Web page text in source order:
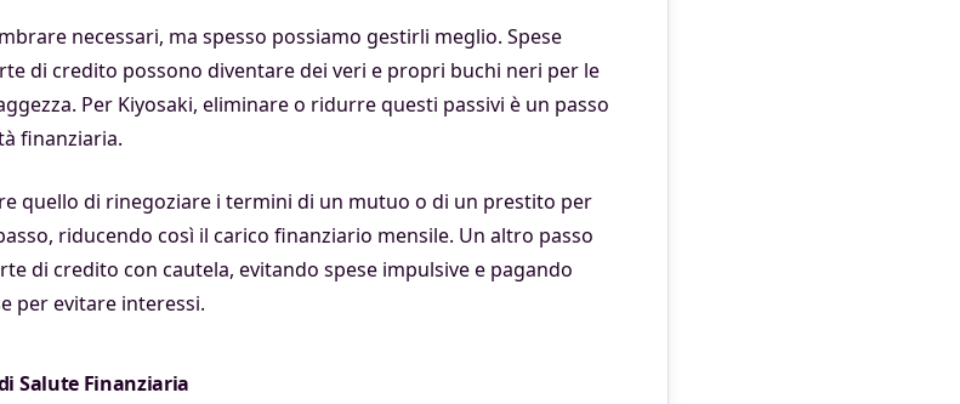
necessari, ma spesso possiamo gestirli meglio. Spese
di credito possono diventare dei veri e propri buchi neri per le
Per Kiyosaki, eliminare o ridurre questi passivi è un passo
finanziaria.
quello di rinegoziare i termini di un mutuo o di un prestito per
riducendo così il carico finanziario mensile. Un altro passo
di credito con cautela, evitando spese impulsive e pagando
per evitare interessi.
Salute Finanziaria